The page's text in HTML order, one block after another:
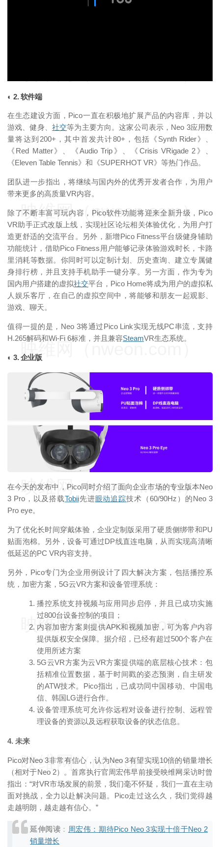
◐ 2. 软件端
在生态建设方面，Pico一直在积极地扩展产品的内容库，并以
游戏、健身、 社交等为主要方向。这家公司表示，Neo 3应用数
量将达到200+，其中首发共计80+，包括《Synth Rider》、
《Red Matter》、《Audio Trip》、《Crisis VRigade 2》、
《Eleven Table Tennis》和《SUPERHOT VR》等热门作品。
团队进一步指出，将继续与国内外的优秀开发者合作，为用户
带来更多的高质量VR内容。
除了不断丰富可玩内容，Pico软件功能将迎来全新升级，Pico
VR助手正式改版上线，实现社区论坛相关体验优化，为用户打
造更舒适的交流平台。另外，新增Pico Fitness平台级健身辅助
功能统计，借助Pico Fitness用户能够记录体验游戏时长，卡路
里消耗等数据。你同时可以定制计划、历史查询、建立专属健
身排行榜，并且支持手机助手一键分享。另一方面，作为专为
国内用户搭建的虚拟社交平台，Pico Home将成为用户的虚拟私
人娱乐客厅，在自己的虚拟空间中，将能够和朋友一起观影、
游戏、聊天。
值得一提的是，Neo 3将通过Pico Link实现无线PC串流，支持
H.265解码和Wi-Fi 6标准，并且兼容SteamVR生态系统。
◐ 3. 企业版
在今天的发布中，Pico同时介绍了面向企业市场的专业版本Neo
3 Pro，以及搭载Tobii先进眼动追踪技术（60/90Hz）的Neo 3
Pro eye。
为了优化长时间穿戴体验，企业定制版采用了硬质侧绑带和PU
贴⾯泡棉。另外，设备可通过DP线直连电脑，从而实现高清晰
低延迟的PC VR内容支持。
另外，Pico专门为企业用例设计了四大解决方案，包括播控系
统，加密⽅案，5G云VR⽅案和设备管理系统：
播控系统⽀持视频与应⽤同步启停，并且已成功实施
过800台设备控制的项⽬；
内容加密⽅案则提供APK和视频加密，可为客户内容
提供版权安全保障。据介绍，已经有超过500个客户在
使⽤所述⽅案
5G云VR⽅案为云VR⽅案提供端的底层核⼼技术：包
括精准位置数据，基于时间戳的姿态预测，⾃主研发
的ATW技术。Pico指出，已成功同中国移动、中国电
信、韩国LG进⾏合作。
设备管理系统可允许你远程对设备进⾏控制、远程管
理设备的资源以及远程获取设备的状态信息。
4. 未来
Pico对Neo 3非常有信心，认为Neo 3有望实现10倍的销量增长
（相对于Neo 2）。首席执行官周宏伟早前接受映维网采访时曾
指出：“对VR市场发展的前景，我们毫不怀疑，我们一直在主动
面对挑战，全力以赴解决问题。Pico走过这么久，我们觉得越
走越明朗，越走越有信心。”
延伸阅读 ： 周宏伟：期待Pico Neo 3实现十倍于Neo 2
销量增长
映维网（nweon.com）
映维网（nweon.com）
映维网（nweon.com）
映维网（nweon.com）
映维网（nweon.com）